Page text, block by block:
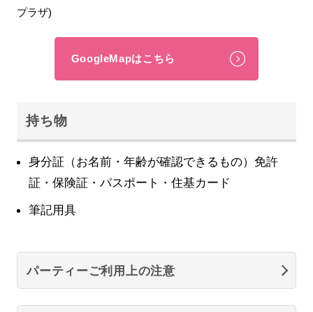
プラザ)
GoogleMapはこちら
持ち物
身分証（お名前・年齢が確認できるもの）免許
証・保険証・パスポート・住基カード
筆記用具
パーティーご利用上の注意